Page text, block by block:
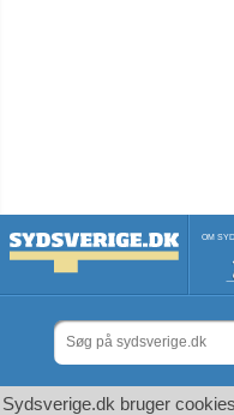
OM
Sydsverige.dk bruger